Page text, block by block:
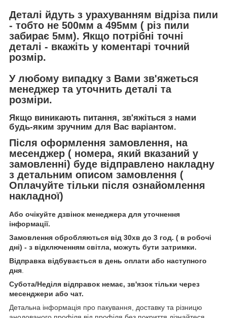
Деталі йдуть з урахуванням відріза пили
- тобто не 500мм а 495мм ( різ пили
забирає 5мм). Якщо потрібні точні
деталі - вкажіть у коментарі точний
розмір.
У любому випадку з Вами зв'яжеться
менеджер та уточнить деталі та
розміри.
Якщо виникають питання, зв'яжіться з нами
будь-яким зручним для Вас варіантом.
Після оформлення замовлення, на
месенджер ( номера, який вказаний у
замовленні) буде відправлено накладну
з детальним описом замовлення (
Оплачуйте тільки після ознайомлення
накладної)
Або очікуйте дзвінок менеджера для уточнення
інформації.
Замовлення обробляються від 30хв до 3 год. ( в робочі
дні) - з відключенням світла, можуть бути затримки.
Відправка відбувається в день оплати або наступного
дня
Субота/Неділя відправок немає, зв'язок тільки через
месенджери або чат.
Детальна інформація про пакування, доставку та різницю